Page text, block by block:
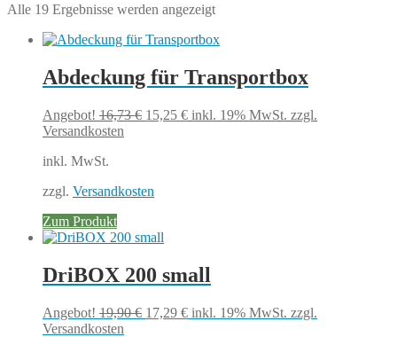
Alle 19 Ergebnisse werden angezeigt
Abdeckung für Transportbox
Angebot! 16,73€ Ursprünglicher
15,25 €Aktueller
inkl. 19% MwSt. zzgl.
Versandkosten
inkl. MwSt.
zzgl. Versandkosten
Zum Produkt
DriBOX 200 small
Angebot! 19,90€ Ursprünglicher
17,29 €Aktueller
inkl. 19% MwSt. zzgl.
Versandkosten